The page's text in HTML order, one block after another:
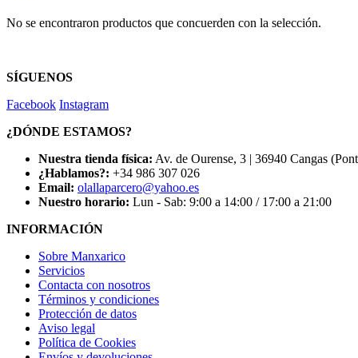
No se encontraron productos que concuerden con la selección.
SÍGUENOS
Facebook Instagram
¿DÓNDE ESTAMOS?
Nuestra tienda física: Av. de Ourense, 3 | 36940 Cangas
¿Hablamos?: +34 986 307 026
Email: olallaparcero@yahoo.es
Nuestro horario: Lun - Sab: 9:00 a 14:00 / 17:00 a 21:00
INFORMACIÓN
Sobre Manxarico
Servicios
Contacta con nosotros
Términos y condiciones
Protección de datos
Aviso legal
Política de Cookies